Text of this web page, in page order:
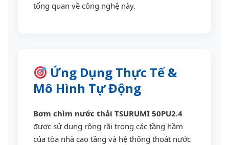
tổng quan về công nghệ này.
Ứng Dụng Thực Tế &
Mô Hình Tự Động
Bơm chìm nước thải TSURUMI 50PU2.4
được sử dụng rộng rãi trong các tầng hầm
của tòa nhà cao tầng và hệ thống thoát nước